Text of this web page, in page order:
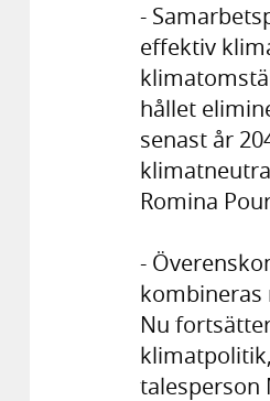
-
effektiv
hållet
senast år
Romina
-
kombineras
Nu
talesperson